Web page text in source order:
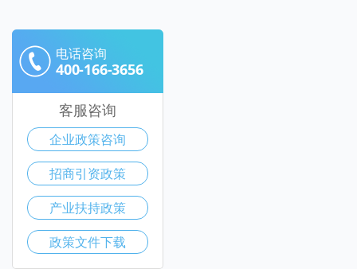
电话咨询
400-166-3656
客服咨询
企业政策咨询
招商引资政策
产业扶持政策
政策文件下载